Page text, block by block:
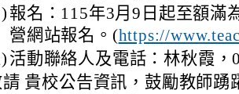
報名：115年3月9日起至額滿
營網站報名。(https://
活動聯絡人及電話：林秋霞，
請 貴校公告資訊，鼓勵教師踴